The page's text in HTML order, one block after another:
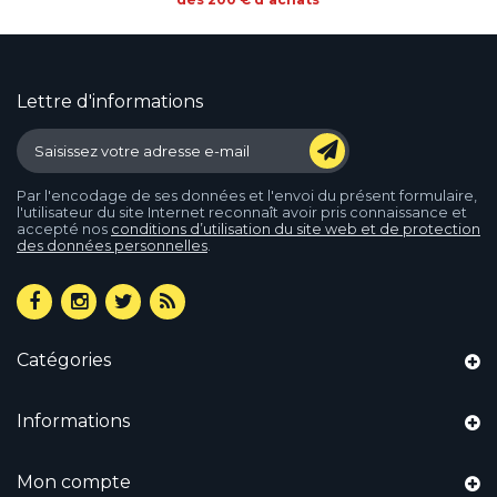
Lettre d'informations
Par l'encodage de ses données et l'envoi du présent formulaire,
l'utilisateur du site Internet reconnaît avoir pris connaissance et
accepté nos conditions d’utilisation du site web et de protection
des données personnelles
Catégories
Informations
Mon compte